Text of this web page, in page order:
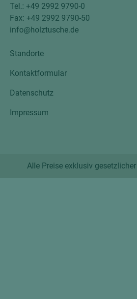
Tel.: +49 2992 9790-0
Fax: +49 2992 9790-50
info@holztusche.de
Standorte
Kontaktformular
Datenschutz
Impressum
Alle Preise exklusiv